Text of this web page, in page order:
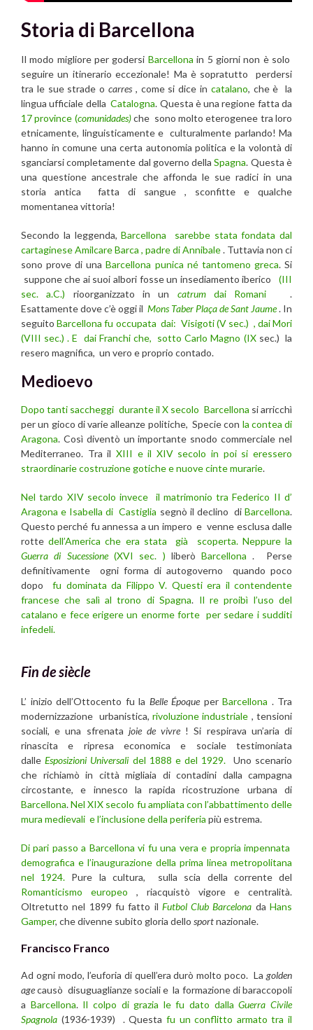
Storia di Barcellona
Il modo migliore per godersi Barcellona in 5 giorni non è solo
seguire un itinerario eccezionale! Ma è sopratutto perdersi
tra le sue strade o carres , come si dice in catalano, che è la
lingua ufficiale dellaCatalogna. Questa è una regione fatta da
17 province (comunidades)che sono molto eterogenee tra loro
etnicamente, linguisticamente e culturalmente parlando! Ma
hanno in comune una certa autonomia politica e la volontà di
sganciarsi completamente dal governo dellaSpagna. Questa è
una questione ancestrale che affonda le sue radici in una
storia antica fatta di sangue , sconfitte e qualche
momentanea vittoria!
Secondo la leggenda,Barcellona
sarebbe stata fondata dal
cartaginese Amilcare Barca , padre di Annibale. Tuttavia non ci
sono prove di unaBarcellona punica né tantomeno greca. Si
suppone che ai suoi albori fosse un insediamento iberico
(III
sec. a.C.) rioorganizzato in un catrumdai Romani
.
Esattamente dove c’è oggi il Mons Taber Plaça de Sant Jaume. In
seguitoBarcellona fu occupata dai: Visigoti (V sec.) , dai Mori
(VIII sec.) . E dai Franchi che, sotto Carlo Magno (IXsec.) la
resero magnifica, un vero e proprio contado.
Medioevo
Dopo tanti saccheggi durante il X secolo Barcellona si arricchì
per un gioco di varie alleanze politiche, Specie con la contea di
Aragona. Così diventò un importante snodo commerciale nel
Mediterraneo. Tra il XIII e il XIV secolo in poi si eressero
straordinarie costruzione gotiche e nuove cinte murarie.
Nel tardo XIV secolo invece il matrimonio tra Federico II d’
Aragona e Isabella di Castiglia segnò il declino diBarcellona.
Questo perché fu annessa a un impero e venne esclusa dalle
rottedell’America che era stata già scoperta. Neppure la
Guerra di Sucessione (XVI sec. ) liberòBarcellona . Perse
definitivamente ogni forma di autogoverno quando poco
dopo fu dominata da Filippo V. Questi era il contendente
francese che salì al trono di Spagna. Il re proibì l’uso del
catalano e fece erigere un enorme forte per sedare i sudditi
infedeli.
Fin de siècle
L’ inizio dell’Ottocento fu la Belle Époque per Barcellona . Tra
modernizzazione urbanistica, rivoluzione industriale , tensioni
sociali, e una sfrenata joie de vivre ! Si respirava un’aria di
rinascita e ripresa economica e sociale testimoniata
dalleEsposizioni Universali del 1888 e del 1929. Uno scenario
che richiamò in città migliaia di contadini dalla campagna
circostante, e innesco la rapida ricostruzione urbana di
Barcellona.Nel XIX secolo fu ampliata con l’abbattimento delle
mura medievali e l’inclusione della periferia più estrema.
Di pari passo a Barcellona vi fu una vera e propria impennata
demografica e l’inaugurazione della prima linea metropolitana
nel 1924. Pure la cultura, sulla scia della corrente del
Romanticismo europeo , riacquistò vigore e centralità.
Oltretutto nel 1899 fu fatto il Futbol Club Barcelona daHans
Gamper, che divenne subito gloria dello sportnazionale.
Francisco Franco
Ad ogni modo, l’euforia di quell’era durò molto poco. La golden
agecausò disuguaglianze sociali e la formazione di baraccopoli
a Barcellona. Il colpo di grazia le fu dato dallaGuerra Civile
Spagnola (1936-1939) . Questa fu un conflitto armato tra il